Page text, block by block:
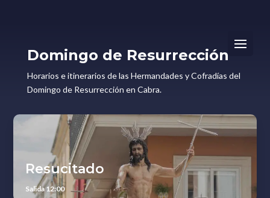
Domingo de Resurrección
Horarios e itinerarios de las Hermandades y Cofradías del
Domingo de Resurrección en Cabra.
Resucitado
Salida 12:00